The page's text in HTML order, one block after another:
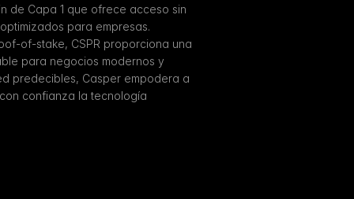
de Capa 1 que ofrece acceso sin
para empresas.
of-stake, CSPR proporciona una
para negocios modernos y
predecibles, Casper empodera a
confianza la tecnología